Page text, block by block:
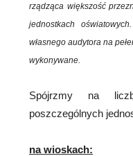
rządząca większość
jednostkach
własnego audytora na
wykonywane.
Spójrzmy na
poszczególnych
na wioskach: